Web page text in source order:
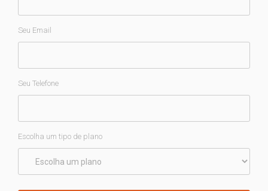
Seu Email
Seu Telefone
Escolha um tipo de plano